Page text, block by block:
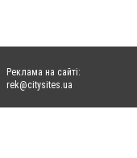
Реклама на сайті:
rek@citysites.ua